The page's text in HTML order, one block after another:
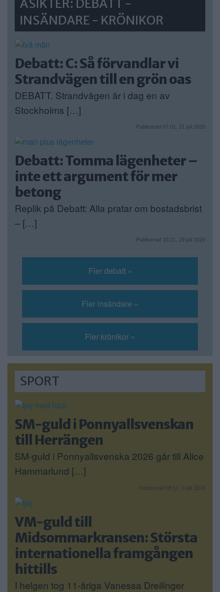
ÅSIKTER: DEBATT -
INSÄNDARE - KRÖNIKOR
Debatt: C: Så förvandlar vi
Strandvägen till en grön oas
DEBATT. Strandvägen är i dag en av
Stockholms […]
Publicerad 07:01, 31 juli 2026
Debatt: Tomma lägenheter –
inte ett argument för mer
betong
Replik på Debatt: Alla pratar om bostadsbrist
– […]
Publicerad 10:21, 29 juli 2026
Fler debatt »
Fler insändare »
Fler krönikor »
SPORT
SM-guld i Ponnyallsvenskan
till Herrängen
SM-guld i Ponnyallsvenska 2026 går till Alice
Hammarlund […]
Publicerad 08:17, 9 juli 2026
VM-guld till
Midsommarkransen: Största
internationella framgången
hittills
I helgen tog 11-åriga Vanessa Dreilinger